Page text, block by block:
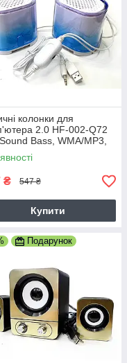
колонки для
2.0 HF-002-Q72
Bass, WMA/MP3,
(7776)
₴ 547 ₴
Купити
Подарунок